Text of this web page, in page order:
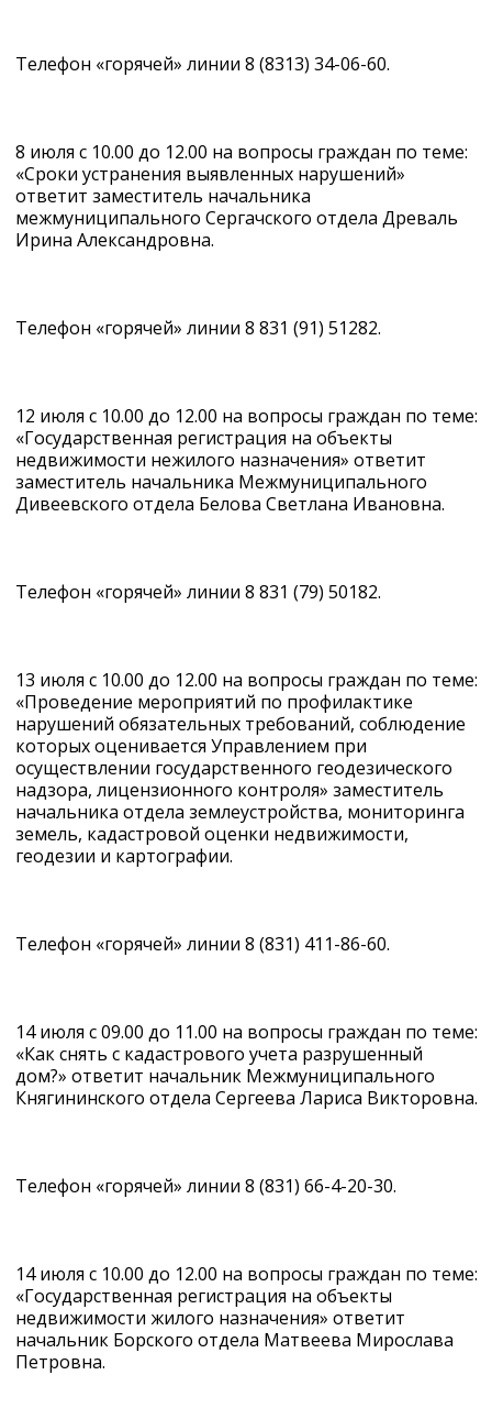
Телефон «горячей» линии 8 (8313) 34-06-60.
8 июля с 10.00 до 12.00 на вопросы граждан по теме:
«Сроки устранения выявленных нарушений»
ответит заместитель начальника
межмуниципального Сергачского отдела Древаль
Ирина Александровна.
Телефон «горячей» линии 8 831 (91) 51282.
12 июля с 10.00 до 12.00 на вопросы граждан по теме:
«Государственная регистрация на объекты
недвижимости нежилого назначения» ответит
заместитель начальника Межмуниципального
Дивеевского отдела Белова Светлана Ивановна.
Телефон «горячей» линии 8 831 (79) 50182.
13 июля с 10.00 до 12.00 на вопросы граждан по теме:
«Проведение мероприятий по профилактике
нарушений обязательных требований, соблюдение
которых оценивается Управлением при
осуществлении государственного геодезического
надзора, лицензионного контроля» заместитель
начальника отдела землеустройства, мониторинга
земель, кадастровой оценки недвижимости,
геодезии и картографии.
Телефон «горячей» линии 8 (831) 411-86-60.
14 июля с 09.00 до 11.00 на вопросы граждан по теме:
«Как снять с кадастрового учета разрушенный
дом?» ответит начальник Межмуниципального
Княгининского отдела Сергеева Лариса Викторовна.
Телефон «горячей» линии 8 (831) 66-4-20-30.
14 июля с 10.00 до 12.00 на вопросы граждан по теме:
«Государственная регистрация на объекты
недвижимости жилого назначения» ответит
начальник Борского отдела Матвеева Мирослава
Петровна.